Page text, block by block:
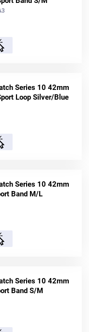
Series 10 42mm
Loop Silver/Blue
Series 10 42mm
Band M/L
Series 10 42mm
Band S/M